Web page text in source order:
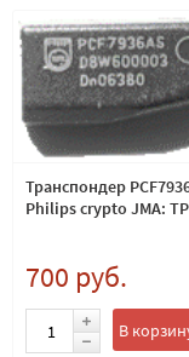
Транспондер
Philips crypto JMA:
700 руб.
В